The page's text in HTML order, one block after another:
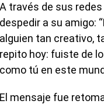
A través de sus
despedir a su amigo:
alguien tan creativo,
repito hoy: fuiste de
como tú en este
El mensaje fue